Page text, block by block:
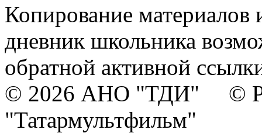
Копирование материалов
дневник школьника
обратной активной
© 2026 АНО "ТДИ" ©
"Татармультфильм"